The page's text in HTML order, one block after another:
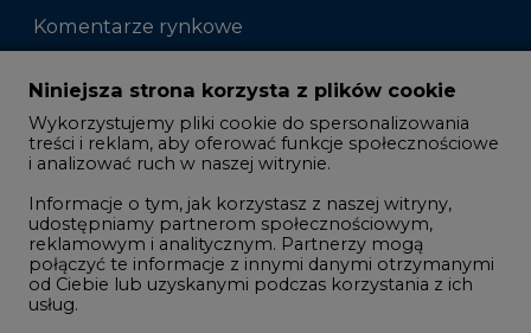
Komentarze rynkowe
Zmiany kadrowe na rynku
Studio CIRE
Rozmowy o energetyce
Gospodarka
Geopolityka
LTE450
Niniejsza strona korzysta z plików cookie
Wykorzystujemy pliki cookie do spersonalizowania
treści i reklam, aby oferować funkcje społecznościowe
i analizować ruch w naszej witrynie.
Informacje o tym, jak korzystasz z naszej witryny,
udostępniamy partnerom społecznościowym,
reklamowym i analitycznym. Partnerzy mogą
połączyć te informacje z innymi danymi otrzymanymi
od Ciebie lub uzyskanymi podczas korzystania z ich
usług.